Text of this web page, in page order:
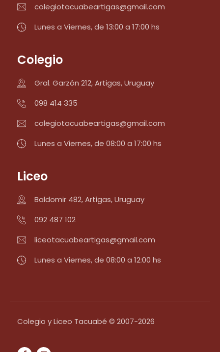
colegiotacuabeartigas@gmail.com
Lunes a Viernes, de 13:00 a 17:00 hs
Colegio
Gral. Garzón 212, Artigas, Uruguay
098 414 335
colegiotacuabeartigas@gmail.com
Lunes a Viernes, de 08:00 a 17:00 hs
Liceo
Baldomir 482, Artigas, Uruguay
092 487 102
liceotacuabeartigas@gmail.com
Lunes a Viernes, de 08:00 a 12:00 hs
Colegio y Liceo Tacuabé © 2007-2026